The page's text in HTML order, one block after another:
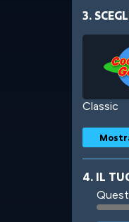
3.
Classic
Robotic
4. IL